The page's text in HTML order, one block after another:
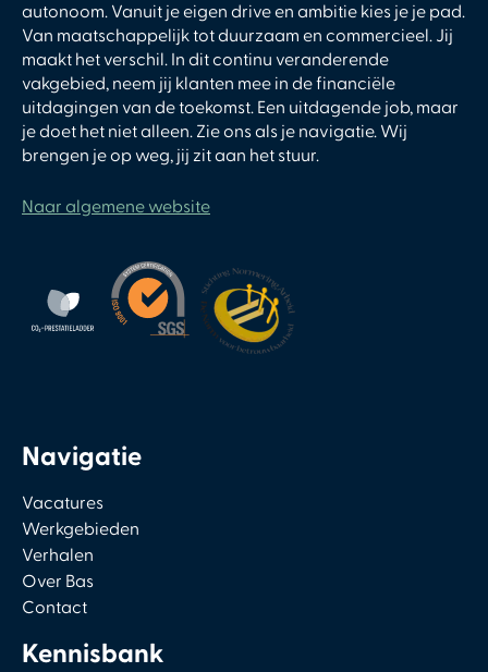
autonoom. Vanuit je eigen drive en ambitie kies je je pad.
Van maatschappelijk tot duurzaam en commercieel. Jij
maakt het verschil. In dit continu veranderende
vakgebied, neem jij klanten mee in de financiële
uitdagingen van de toekomst. Een uitdagende job, maar
je doet het niet alleen. Zie ons als je navigatie. Wij
brengen je op weg, jij zit aan het stuur.
Naar algemene website
Navigatie
Vacatures
Werkgebieden
Verhalen
Over Bas
Contact
Kennisbank